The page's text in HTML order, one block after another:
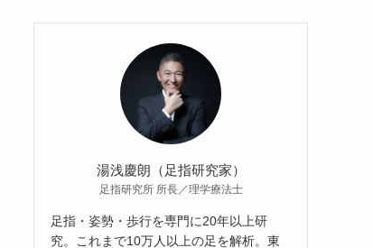
湯浅慶朗（足指研究家）
足指研究所 所長／理学療法士
足指・姿勢・歩行を専門に20年以上研
究。これまで10万人以上の足を解析。東